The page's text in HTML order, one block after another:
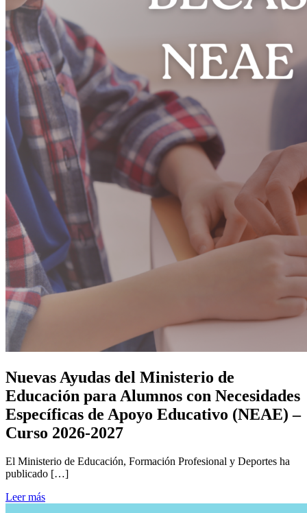
Nuevas Ayudas del Ministerio de
Educación para Alumnos con Necesidades
Específicas de Apoyo Educativo (NEAE) –
Curso 2026-2027
El Ministerio de Educación, Formación Profesional y Deportes ha
publicado […]
Leer más